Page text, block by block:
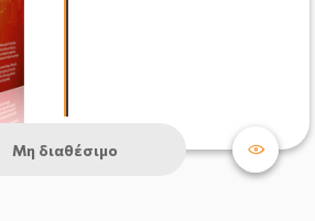
Μη διαθέσιμο